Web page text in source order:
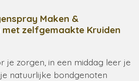
Maken &
zelfgemaakte Kruiden
je zorgen, in een middag leer je
natuurlijke bondgenoten